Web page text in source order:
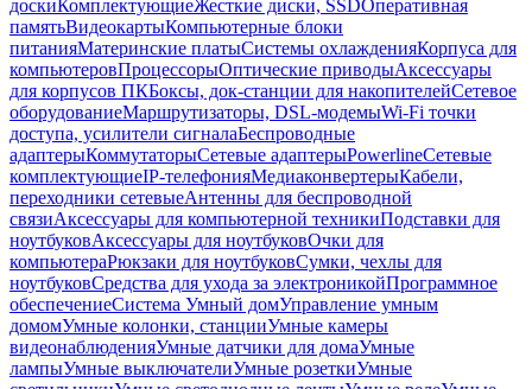
доскиКомплектующиеЖесткие диски, SSDОперативная
памятьВидеокартыКомпьютерные блоки
питанияМатеринские платыСистемы охлажденияКорпуса для
компьютеровПроцессорыОптические приводыАксессуары
для корпусов ПКБоксы, док-станции для накопителейСетевое
оборудованиеМаршрутизаторы, DSL-модемыWi-Fi точки
доступа, усилители сигналаБеспроводные
адаптерыКоммутаторыСетевые адаптерыPowerlineСетевые
комплектующиеIP-телефонияМедиаконвертерыКабели,
переходники сетевыеАнтенны для беспроводной
связиАксессуары для компьютерной техникиПодставки для
ноутбуковАксессуары для ноутбуковОчки для
компьютераРюкзаки для ноутбуковСумки, чехлы для
ноутбуковСредства для ухода за электроникойПрограммное
обеспечениеСистема Умный домУправление умным
домомУмные колонки, станцииУмные камеры
видеонаблюденияУмные датчики для домаУмные
лампыУмные выключателиУмные розеткиУмные